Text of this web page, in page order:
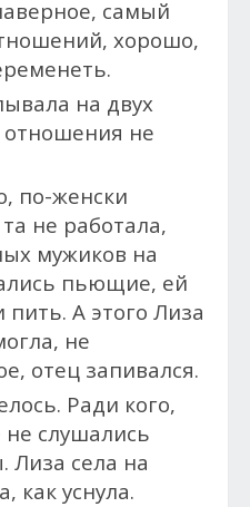
самый
хорошо,
на двух
не
по-женски
не работала,
мужиков на
пьющие, ей
А этого Лиза
не
отец запивался.
Ради кого,
не слушались
Лиза села на
как уснула.